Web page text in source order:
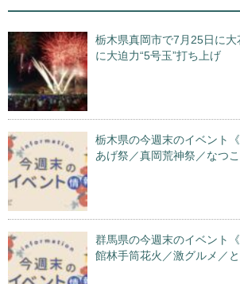
栃木県真岡市で7月25日に
に大迫力“5号玉”打ち上げ
栃木県の今週末のイベント
あげ祭／真岡荒神祭／なつ
群馬県の今週末のイベント
館林手筒花火／激グルメ／